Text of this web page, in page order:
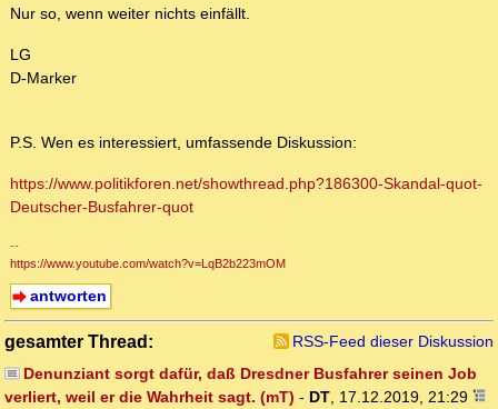
Nur so, wenn weiter nichts einfällt.
LG
D-Marker
P.S. Wen es interessiert, umfassende Diskussion:
https://www.politikforen.net/showthread.php?186300-Skandal-quot-
Deutscher-Busfahrer-quot
--
https://www.youtube.com/watch?v=LqB2b223mOM
antworten
gesamter Thread:
RSS-Feed dieser Diskussion
Denunziant sorgt dafür, daß Dresdner Busfahrer seinen Job
verliert, weil er die Wahrheit sagt. (mT) - DT, 17.12.2019, 21:29